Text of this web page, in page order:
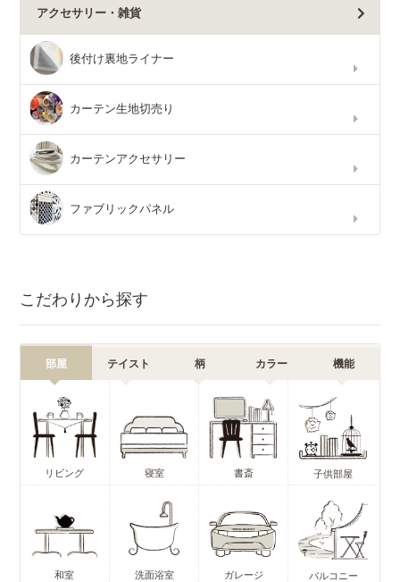
アクセサリー・雑貨
後付け裏地ライナー
カーテン生地切売り
カーテンアクセサリー
ファブリックパネル
こだわりから探す
部屋 テイスト 柄 カラー 機能
リビング 寝室 書斎 子供部屋
和室 洗面浴室 ガレージ バルコニー